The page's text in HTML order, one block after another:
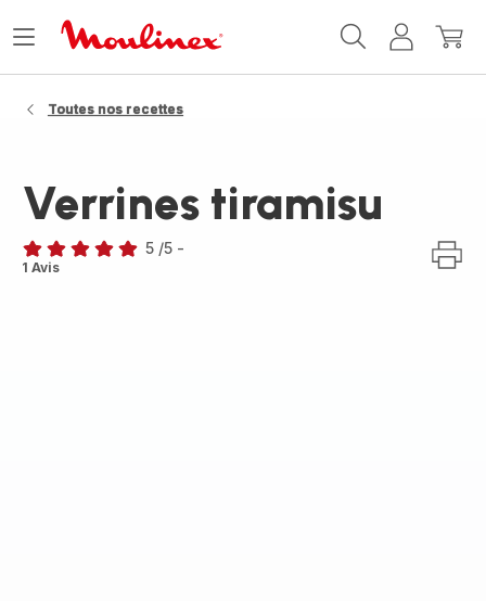
MonMon
Ouvrir
Toutes nos recettes
Verrines tiramisu
Avis
5 /5 -
1 Avis